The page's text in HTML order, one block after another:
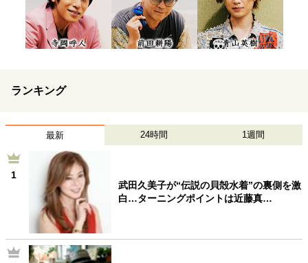
ランキング
最新 24時間 1週間
1
武田久美子が“伝説の貝殻水着”の裏側を激
白…ターニングポイントは近藤真…